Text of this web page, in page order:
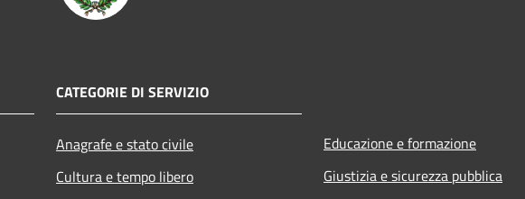
CATEGORIE DI SERVIZIO
Anagrafe e stato civile
Cultura e tempo libero
Educazione e formazione
Giustizia e sicurezza pubblica